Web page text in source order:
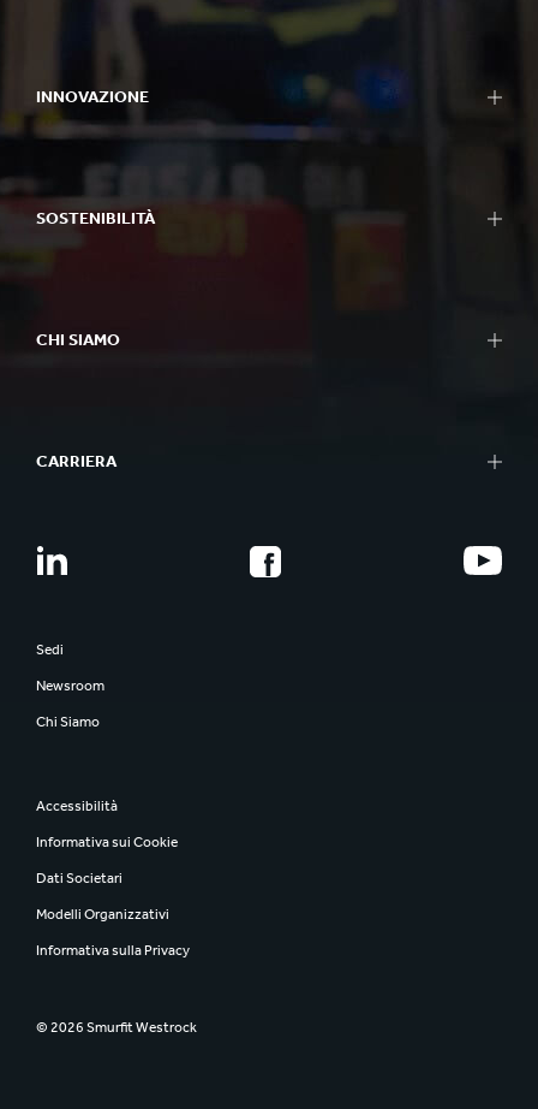
Display
Macchine Confezionatrici
Carta e Cartone
INNOVAZIONE
Approccio all'Innovazione
Area Ricerca e Sviluppo
Casi di Successo
SOSTENIBILITÀ
Better Planet Packaging
CHI SIAMO
Smurfit Westrock
CARRIERA
Laureati
Sicurezza
Inclusione e Diversità
Sedi
Newsroom
Chi Siamo
Accessibilità
Informativa sui Cookie
Dati Societari
Modelli Organizzativi
Informativa sulla Privacy
© 2026 Smurfit Westrock